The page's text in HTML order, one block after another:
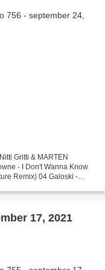
Gritti & MARTEN
- I Don't Wanna Know
Remix) 04 Galoski -
17, 2021